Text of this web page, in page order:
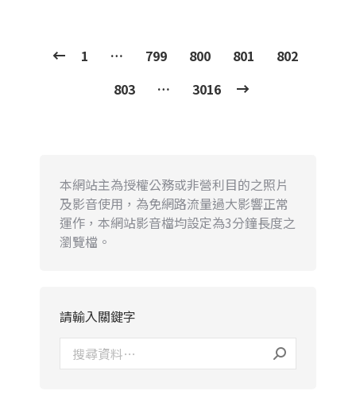
1 … 799 800 801
802
803
… 3016
本網站主為授權公務或非營利目的之照片
及影音使用，為免網路流量過大影響正常
運作，本網站影音檔均設定為3分鐘長度之
瀏覽檔。
請輸入關鍵字